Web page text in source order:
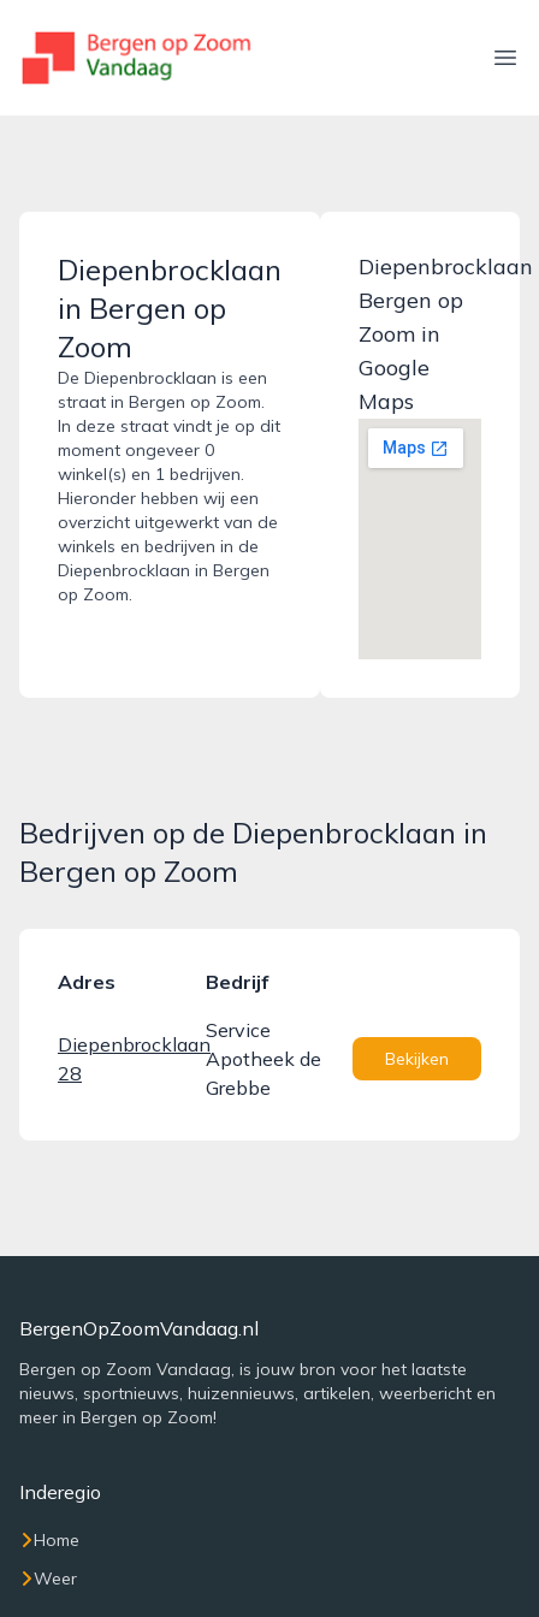
bergenopzoomvandaag.nl
Diepenbrocklaan
in Bergen op
Zoom
De Diepenbrocklaan is een
straat in Bergen op Zoom.
In deze straat vindt je op dit
moment ongeveer 0
winkel(s) en 1 bedrijven.
Hieronder hebben wij een
overzicht uitgewerkt van de
winkels en bedrijven in de
Diepenbrocklaan in Bergen
op Zoom.
Diepenbrocklaan
Bergen op
Zoom in
Google
Maps
Bedrijven op de Diepenbrocklaan in
Bergen op Zoom
Adres Bedrijf
Diepenbrocklaan
28
Service
Apotheek de
Grebbe
Bekijken
BergenOpZoomVandaag.nl
Bergen op Zoom Vandaag, is jouw bron voor het laatste
nieuws, sportnieuws, huizennieuws, artikelen, weerbericht en
meer in Bergen op Zoom!
Inderegio
Home
Weer